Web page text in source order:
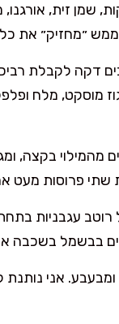
וממש ״מחזיק״ את
דקה לקבלת
הסמכה, מתבלים באגוז
בקצה,
שתי פרוסות מעט
עגבניות
בבשמל בשכבה